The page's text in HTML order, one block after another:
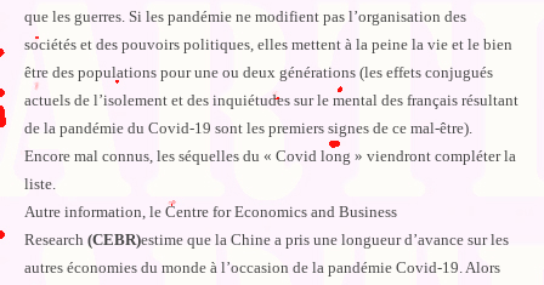
que les guerres. Si les pandémie ne modifient pas l’organisation des
sociétés et des pouvoirs politiques, elles mettent à la peine la vie et le bien
être des populations pour une ou deux générations (les effets conjugués
actuels de l’isolement et des inquiétudes sur le mental des français résultant
de la pandémie du Covid-19 sont les premiers signes de ce mal-être).
Encore mal connus, les séquelles du « Covid long » viendront compléter la
liste.
Autre information, le Centre for Economics and Business
Research (CEBR)estime que la Chine a pris une longueur d’avance sur les
autres économies du monde à l’occasion de la pandémie Covid-19. Alors